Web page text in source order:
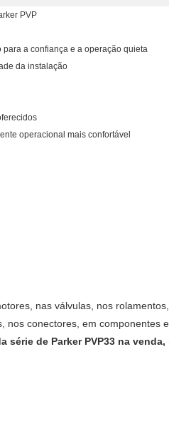
PVP
para a confiança e a operação quieta
da instalação
operacional mais confortável
nas válvulas, nos
nos conectores, em
série de Parker PVP33 na